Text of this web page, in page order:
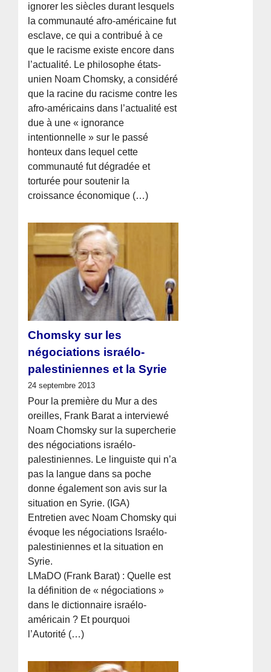
ignorer les siècles durant lesquels
la communauté afro-américaine fut
esclave, ce qui a contribué à ce
que le racisme existe encore dans
l’actualité. Le philosophe états-
unien Noam Chomsky, a considéré
que la racine du racisme contre les
afro-américains dans l’actualité est
due à une « ignorance
intentionnelle » sur le passé
honteux dans lequel cette
communauté fut dégradée et
torturée pour soutenir la
croissance économique (…)
Chomsky sur les
négociations israélo-
palestiniennes et la Syrie
24 septembre 2013
Pour la première du Mur a des
oreilles, Frank Barat a interviewé
Noam Chomsky sur la supercherie
des négociations israélo-
palestiniennes. Le linguiste qui n’a
pas la langue dans sa poche
donne également son avis sur la
situation en Syrie. (IGA)
Entretien avec Noam Chomsky qui
évoque les négociations Israélo-
palestiniennes et la situation en
Syrie.
LMaDO (Frank Barat) : Quelle est
la définition de « négociations »
dans le dictionnaire israélo-
américain ? Et pourquoi
l’Autorité (…)